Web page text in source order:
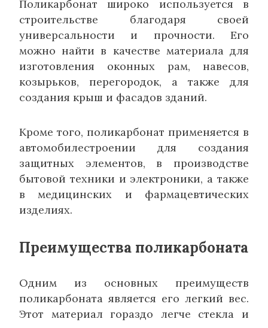
Поликарбонат широко используется в
строительстве благодаря своей
универсальности и прочности. Его
можно найти в качестве материала для
изготовления оконных рам, навесов,
козырьков, перегородок, а также для
создания крыш и фасадов зданий.
Кроме того, поликарбонат применяется в
автомобилестроении для создания
защитных элементов, в производстве
бытовой техники и электроники, а также
в медицинских и фармацевтических
изделиях.
Преимущества поликарбоната
Одним из основных преимуществ
поликарбоната является его легкий вес.
Этот материал гораздо легче стекла и